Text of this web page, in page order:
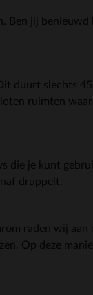
. Ben jij
duurt slechts
ruimten
die je kunt
druppelt.
raden wij aan
Op deze